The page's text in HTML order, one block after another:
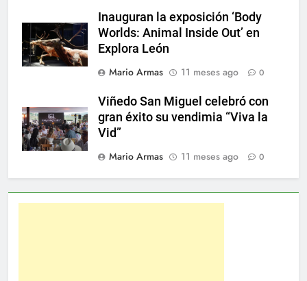
Inauguran la exposición ‘Body
Worlds: Animal Inside Out’ en
Explora León
Mario Armas
11 meses ago 0
Viñedo San Miguel celebró con
gran éxito su vendimia “Viva la
Vid”
Mario Armas
11 meses ago 0